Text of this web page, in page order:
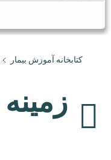
کتابخانه آموزش بیمار